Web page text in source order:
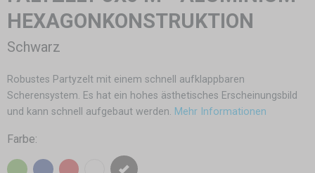
HEXAGONKONSTRUKTION
Schwarz
Robustes Partyzelt mit einem schnell aufklappbaren
Scherensystem. Es hat ein hohes ästhetisches Erscheinungsbild
und kann schnell aufgebaut werden. Mehr Informationen
Farbe: